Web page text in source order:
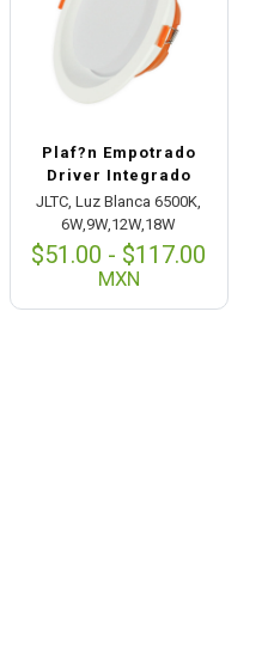
Plaf?n Empotrado
Driver Integrado
JLTC, Luz Blanca 6500K,
6W,9W,12W,18W
$51.00 - $117.00
MXN